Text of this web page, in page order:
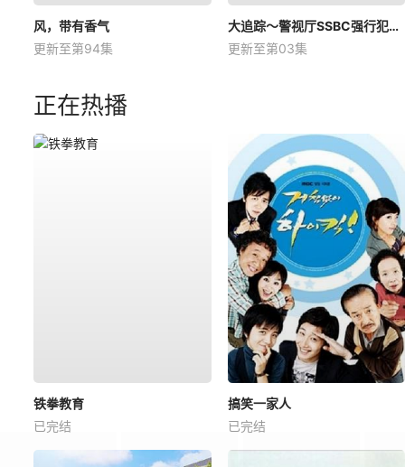
风，带有香气
更新至第94集
大追踪〜警视厅SSBC强行犯系〜第二季
更新至第03集
正在热播
铁拳教育
已完结
搞笑一家人
已完结